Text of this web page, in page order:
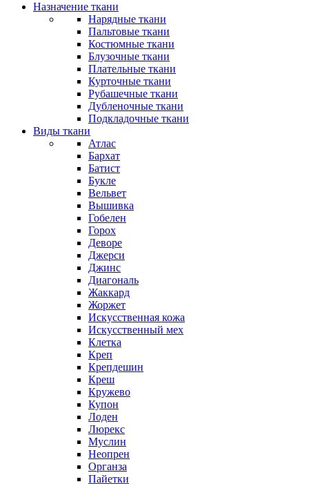
Назначение ткани
Нарядные ткани
Пальтовые ткани
Костюмные ткани
Блузочные ткани
Плательные ткани
Курточные ткани
Рубашечные ткани
Дубленочные ткани
Подкладочные ткани
Виды ткани
Атлас
Бархат
Батист
Букле
Вельвет
Вышивка
Гобелен
Горох
Деворе
Джерси
Джинс
Диагональ
Жаккард
Жоржет
Искусственная кожа
Искусственный мех
Клетка
Креп
Крепдешин
Креш
Кружево
Купон
Лоден
Люрекс
Муслин
Неопрен
Органза
Пайетки